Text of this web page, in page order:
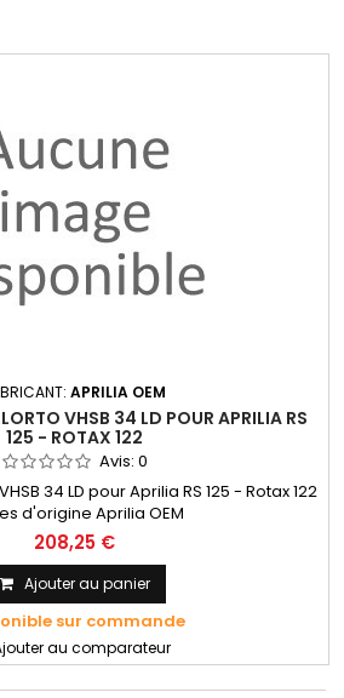
APRILIA OEM
VHSB 34 LD POUR APRILIA RS
125 - ROTAX 122
Avis: 0
34 LD pour Aprilia RS 125 - Rotax 122
d'origine Aprilia OEM
208,25 €
Ajouter au panier
sur commande
au comparateur